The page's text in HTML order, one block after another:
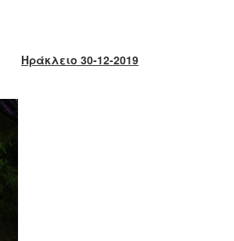
Ηράκλειο 30-12-2019